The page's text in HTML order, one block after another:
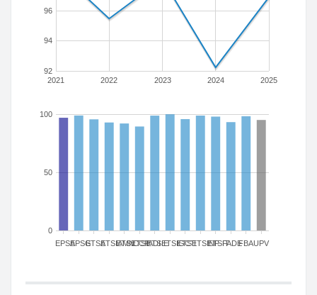
2021 2022 2023 2024 2025
92
94
96
EPSAEPSGETSAETSIAMN
ETSICCP
ETSIADI
ETSIEETSIGCT
ETSIIETSINFETSITFADEFBAUPV
0
50
100